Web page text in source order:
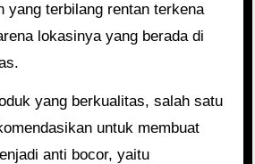
yang terbilang rentan terkena
lokasinya yang berada di
yang berkualitas, salah satu
untuk membuat
anti bocor, yaitu